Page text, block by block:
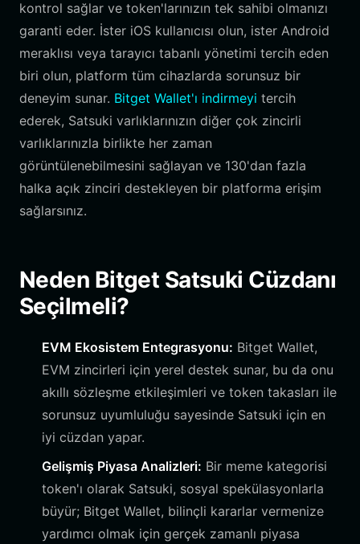
kontrol sağlar ve token'larınızın tek sahibi olmanızı
garanti eder. İster iOS kullanıcısı olun, ister Android
meraklısı veya tarayıcı tabanlı yönetimi tercih eden
biri olun, platform tüm cihazlarda sorunsuz bir
deneyim sunar. Bitget Wallet'ı indirmeyi tercih
ederek, Satsuki varlıklarınızın diğer çok zincirli
varlıklarınızla birlikte her zaman
görüntülenebilmesini sağlayan ve 130'dan fazla
halka açık zinciri destekleyen bir platforma erişim
sağlarsınız.
Neden Bitget Satsuki Cüzdanı
Seçilmeli?
EVM Ekosistem Entegrasyonu: Bitget Wallet,
EVM zincirleri için yerel destek sunar, bu da onu
akıllı sözleşme etkileşimleri ve token takasları ile
sorunsuz uyumluluğu sayesinde Satsuki için en
iyi cüzdan yapar.
Gelişmiş Piyasa Analizleri: Bir meme kategorisi
token'ı olarak Satsuki, sosyal spekülasyonlarla
büyür; Bitget Wallet, bilinçli kararlar vermenize
yardımcı olmak için gerçek zamanlı piyasa